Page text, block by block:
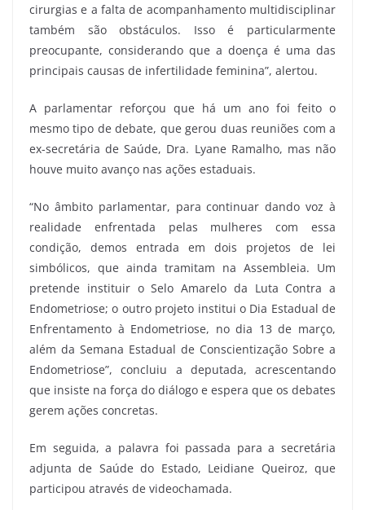
cirurgias e a falta de acompanhamento multidisciplinar
também são obstáculos. Isso é particularmente
preocupante, considerando que a doença é uma das
principais causas de infertilidade feminina”, alertou.
A parlamentar reforçou que há um ano foi feito o
mesmo tipo de debate, que gerou duas reuniões com a
ex-secretária de Saúde, Dra. Lyane Ramalho, mas não
houve muito avanço nas ações estaduais.
“No âmbito parlamentar, para continuar dando voz à
realidade enfrentada pelas mulheres com essa
condição, demos entrada em dois projetos de lei
simbólicos, que ainda tramitam na Assembleia. Um
pretende instituir o Selo Amarelo da Luta Contra a
Endometriose; o outro projeto institui o Dia Estadual de
Enfrentamento à Endometriose, no dia 13 de março,
além da Semana Estadual de Conscientização Sobre a
Endometriose”, concluiu a deputada, acrescentando
que insiste na força do diálogo e espera que os debates
gerem ações concretas.
Em seguida, a palavra foi passada para a secretária
adjunta de Saúde do Estado, Leidiane Queiroz, que
participou através de videochamada.